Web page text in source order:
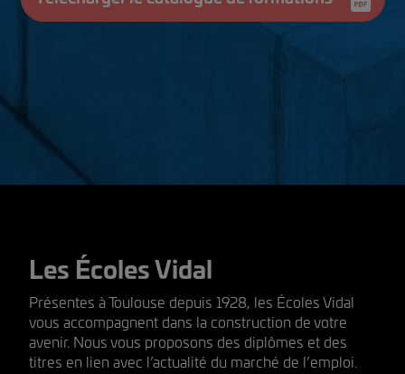
Les Écoles Vidal
Présentes à Toulouse depuis 1928, les Écoles Vidal
vous accompagnent dans la construction de votre
avenir. Nous vous proposons des diplômes et des
titres en lien avec l’actualité du marché de l’emploi.